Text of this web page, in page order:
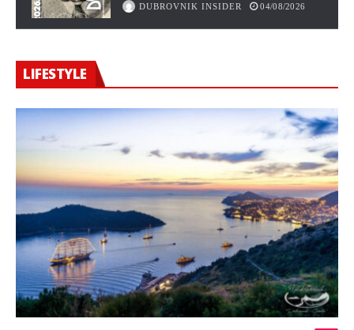
DUBROVNIK INSIDER 04/08/2026
LIFESTYLE